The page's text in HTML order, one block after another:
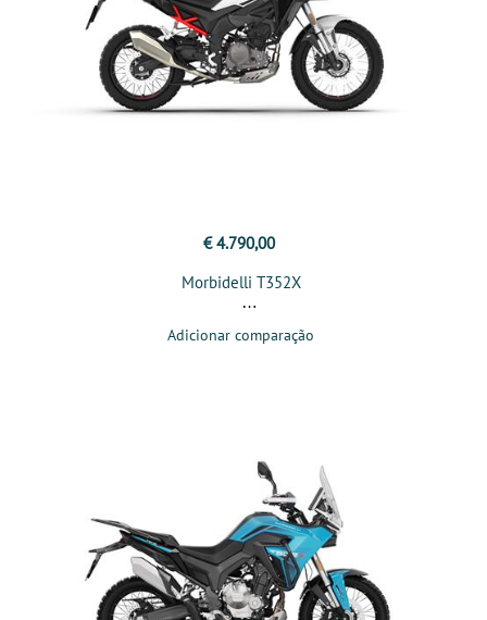
€ 4.790,00
Morbidelli T352X
Adicionar comparação